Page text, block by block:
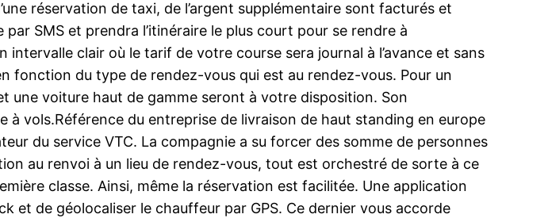
réservation de taxi, de l’argent supplémentaire sont facturés et
SMS et prendra l’itinéraire le plus court pour se rendre à
clair où le tarif de votre course sera journal à l’avance et sans
fonction du type de rendez-vous qui est au rendez-vous. Pour un
une voiture haut de gamme seront à votre disposition. Son
vols.Référence du entreprise de livraison de haut standing en europe
du service VTC. La compagnie a su forcer des somme de personnes
au renvoi à un lieu de rendez-vous, tout est orchestré de sorte à ce
classe. Ainsi, même la réservation est facilitée. Une application
et de géolocaliser le chauffeur par GPS. Ce dernier vous accorde